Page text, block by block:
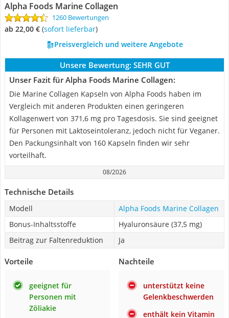
Alpha Foods Marine Collagen
1260 Bewertungen
ab 22,00 € ( Sofort lieferbar)
Preisvergleich und weitere Angebote
Unsere Bewertung: SEHR GUT
Unser Fazit für Alpha Foods Marine Collagen:
Die Marine Collagen Kapseln von Alpha Foods haben im
Vergleich mit anderen Produkten einen geringeren
Kollagenwert von 371,6 mg pro Tagesdosis. Sie sind geeignet
für Personen mit Laktoseintoleranz, jedoch nicht für Veganer.
Den Packungsinhalt von 160 Kapseln finden wir sehr
vorteilhaft.
08/2026
Technische Details
Modell
Alpha Foods Marine Collagen
Bonus-Inhaltsstoffe
Hyaluronsäure (37,5 mg)
Beitrag zur Faltenreduktion
Ja
Vorteile
geeignet für
Personen mit
Zöliakie
Nachteile
unterstützt keine
Gelenkbeschwerden
enthält kein Vitamin